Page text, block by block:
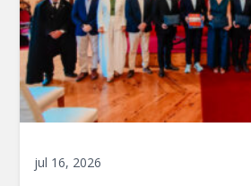
jul 16, 2026